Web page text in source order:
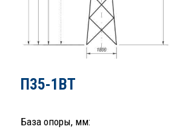
П35-1ВТ
База опоры, мм: